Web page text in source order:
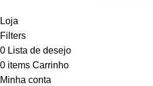
Loja
Filters
0 Lista de desejo
0 items Carrinho
Minha conta